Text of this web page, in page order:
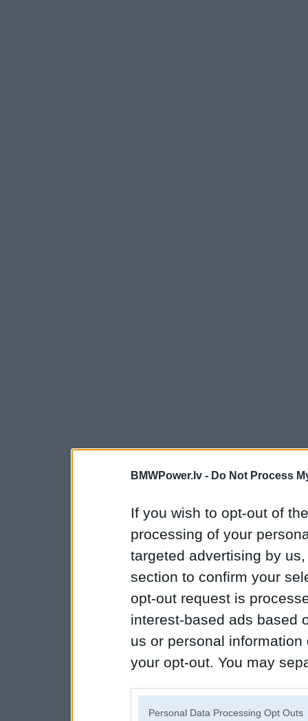
BMWPower.lv - Do Not Process
If you wish to opt-out of
processing of your
targeted advertising by
section to confirm your
opt-out request is
interest-based ads based
us or personal
your opt-out. You may
Personal Data Processing Opt Outs